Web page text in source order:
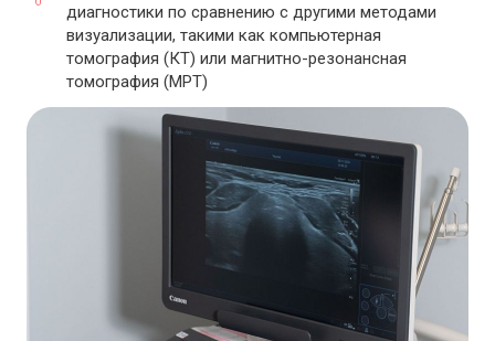
диагностики по сравнению с другими методами
визуализации, такими как компьютерная
томография (КТ) или магнитно-резонансная
томография (МРТ)